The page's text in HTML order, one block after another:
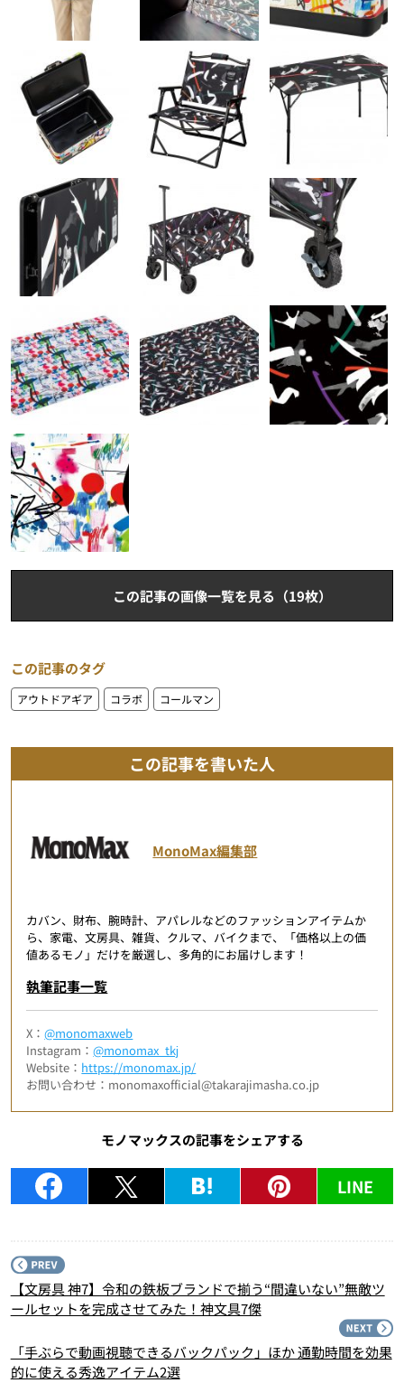
この記事の画像一覧を見る（19枚）
この記事のタグ
アウトドアギア コラボ コールマン
この記事を書いた人
MonoMax編集部
カバン、財布、腕時計、アパレルなどのファッションアイテムか
ら、家電、文房具、雑貨、クルマ、バイクまで、「価格以上の価
値あるモノ」だけを厳選し、多角的にお届けします！
執筆記事一覧
X：@monomaxweb
Instagram：@monomax_tkj
Website： https://monomax.jp/
お問い合わせ：monomaxofficial@takarajimasha.co.jp
モノマックスの記事をシェアする
LINE
【文房具 神7】令和の鉄板ブランドで揃う“間違いない”無敵ツ
ールセットを完成させてみた！神文具7傑
「手ぶらで動画視聴できるバックパック」ほか 通勤時間を効果
的に使える秀逸アイテム2選